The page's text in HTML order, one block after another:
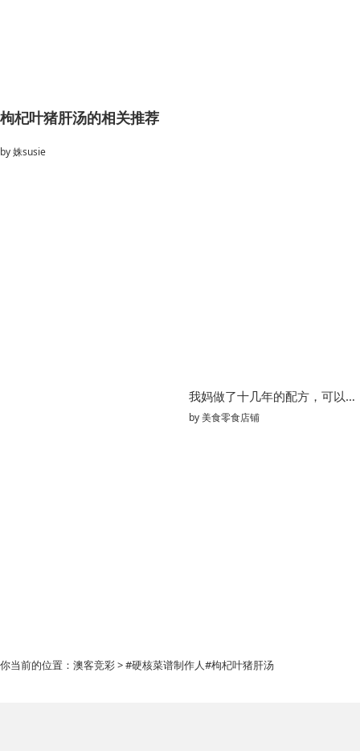
枸杞叶猪肝汤的相关推荐
by姝susie
我妈做了十几年的配方，可以原地开店了!!
by美食零食店铺
你当前的位置： 澳客竞彩> #硬核菜谱制作人#枸杞叶猪肝汤